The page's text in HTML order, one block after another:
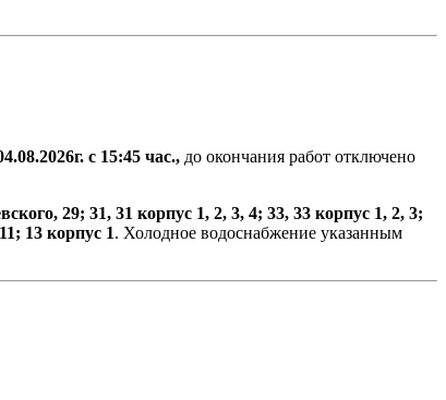
с 15:45 час., до окончания работ отключено
29; 31, 31 корпус 1, 2, 3, 4; 33, 33 корпус 1, 2, 3;
13 корпус 1. Холодное водоснабжение указанным